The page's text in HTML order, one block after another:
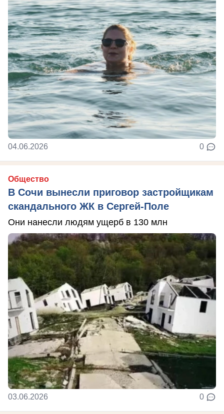
04.06.2026 0
Общество
В Сочи вынесли приговор застройщикам
скандального ЖК в Сергей-Поле
Они нанесли людям ущерб в 130 млн
03.06.2026 0